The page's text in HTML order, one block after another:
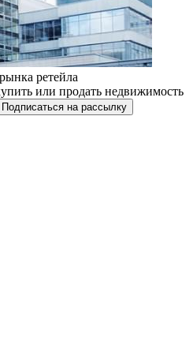
ретейла
или продать недвижимость